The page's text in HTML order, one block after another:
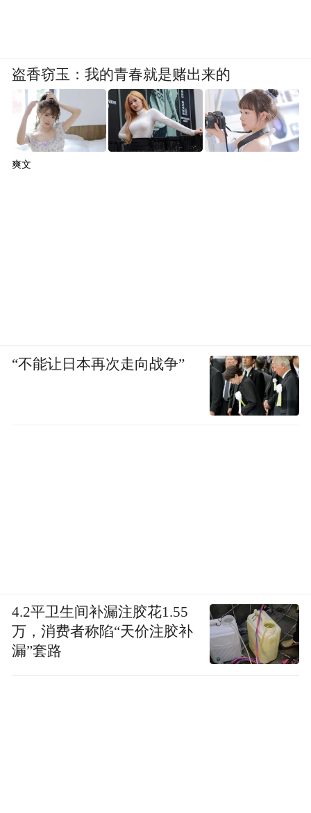
盗香窃玉：我的青春就是赌出来的
爽文
“不能让日本再次走向战争”
4.2平卫生间补漏注胶花1.55
万，消费者称陷“天价注胶补
漏”套路